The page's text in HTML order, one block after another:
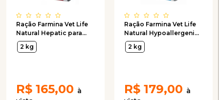
Ração Farmina Vet Life
Natural Hepatic para
Cães Adultos com
Insuficiência Hepática
2 kg
R$ 165,00
Ração Farmina Vet Life
Natural Hypoallergenic
para Cães Adultos com
Problemas de Pele
2 kg
R$ 179,00